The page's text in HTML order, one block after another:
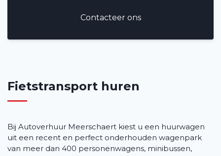
Contacteer ons
Fietstransport huren
Bij Autoverhuur Meerschaert kiest u een huurwagen
uit een recent en perfect onderhouden wagenpark
van meer dan 400 personenwagens, minibussen,